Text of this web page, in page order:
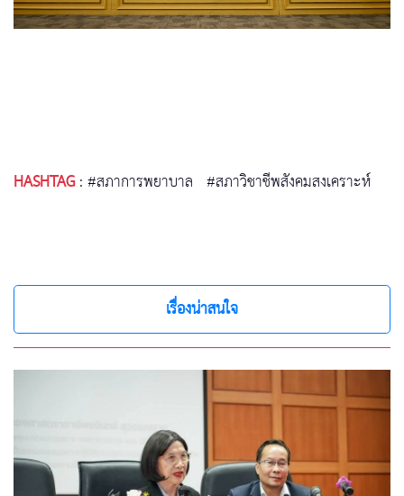
HASHTAG:#สภาการพยาบาล #สภาวิชาชีพสังคมสงเคราะห์
เรื่องน่าสนใจ